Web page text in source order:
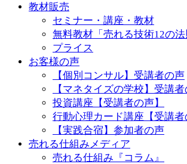
教材販売
セミナー・講座・教材
無料教材「売れる技術12の法
プライス
お客様の声
【個別コンサル】受講者の声
【マネタイズの学校】受講
投資講座【受講者の声】
行動心理カード講座【受講者
【実践合宿】参加者の声
売れる仕組みメディア
売れる仕組み『コラム』